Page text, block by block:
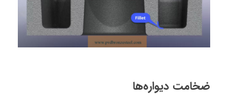
ضخامت دیواره‌ها